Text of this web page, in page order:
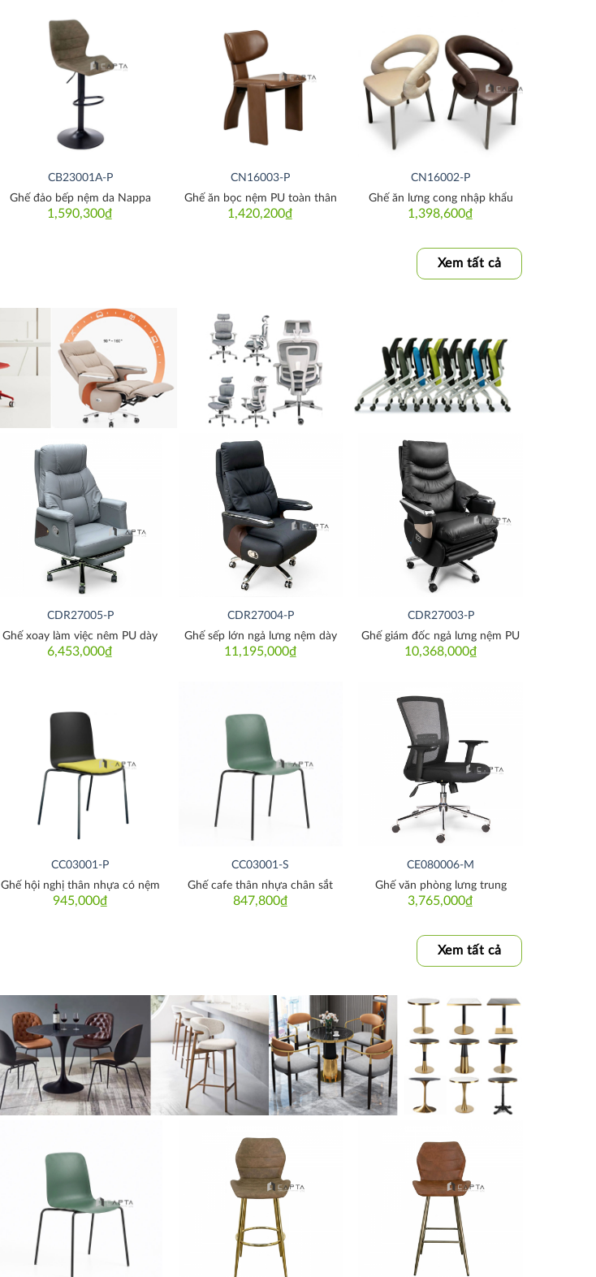
Thích
CB23001A-P
1,590,300₫
Ghế đảo bếp nệm da Nappa
CN16003-P
1,420,200₫
Ghế ăn bọc nệm PU toàn thân
Thích
CN16002-P
1,398,600₫
Ghế ăn lưng cong nhập khẩu
Xem tất cả
Thích
CDR27005-P
6,453,000₫
Ghế xoay làm việc nêm PU dày
Thích
CDR27004-P
11,195,000₫
Ghế sếp lớn ngả lưng nệm dày
Thích
CDR27003-P
10,368,000₫
Ghế giám đốc ngả lưng nệm PU
CC03001-P
945,000₫
Ghế hội nghị thân nhựa có nệm
CC03001-S
847,800₫
Ghế cafe thân nhựa chân sắt
CE080006-M
3,765,000₫
Ghế văn phòng lưng trung
Xem tất cả
Thích Thích